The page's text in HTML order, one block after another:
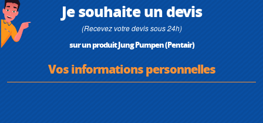
Je souhaite un devis
(Recevez votre devis sous 24h)
sur un produit Jung Pumpen (Pentair)
Vos informations personnelles